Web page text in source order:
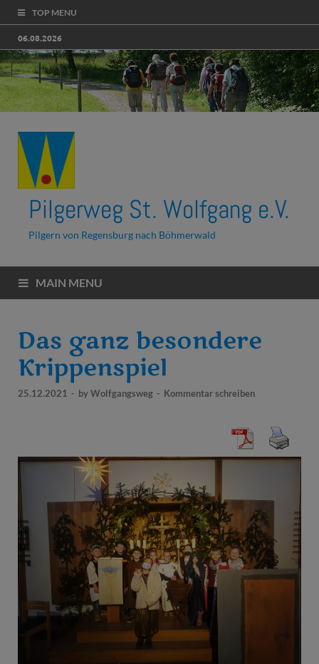
TOP MENU
06.08.2026
Pilgerweg St. Wolfgang e.V.
Pilgern von Regensburg nach Böhmerwald
MAIN MENU
Das ganz besondere
Krippenspiel
25.12.2021 - byWolfgangsweg - Kommentar schreiben